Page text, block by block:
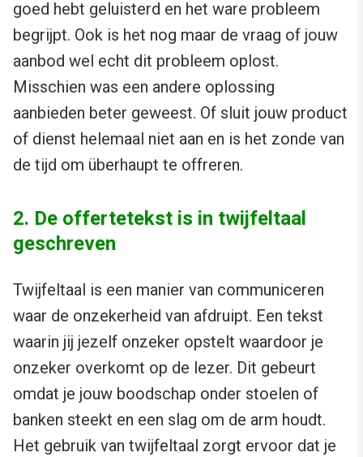
goed hebt geluisterd en het ware probleem
begrijpt. Ook is het nog maar de vraag of jouw
aanbod wel echt dit probleem oplost.
Misschien was een andere oplossing
aanbieden beter geweest. Of sluit jouw product
of dienst helemaal niet aan en is het zonde van
de tijd om überhaupt te offreren.
2. De offertetekst is in twijfeltaal
geschreven
Twijfeltaal is een manier van communiceren
waar de onzekerheid van afdruipt. Een tekst
waarin jij jezelf onzeker opstelt waardoor je
onzeker overkomt op de lezer. Dit gebeurt
omdat je jouw boodschap onder stoelen of
banken steekt en een slag om de arm houdt.
Het gebruik van twijfeltaal zorgt ervoor dat je